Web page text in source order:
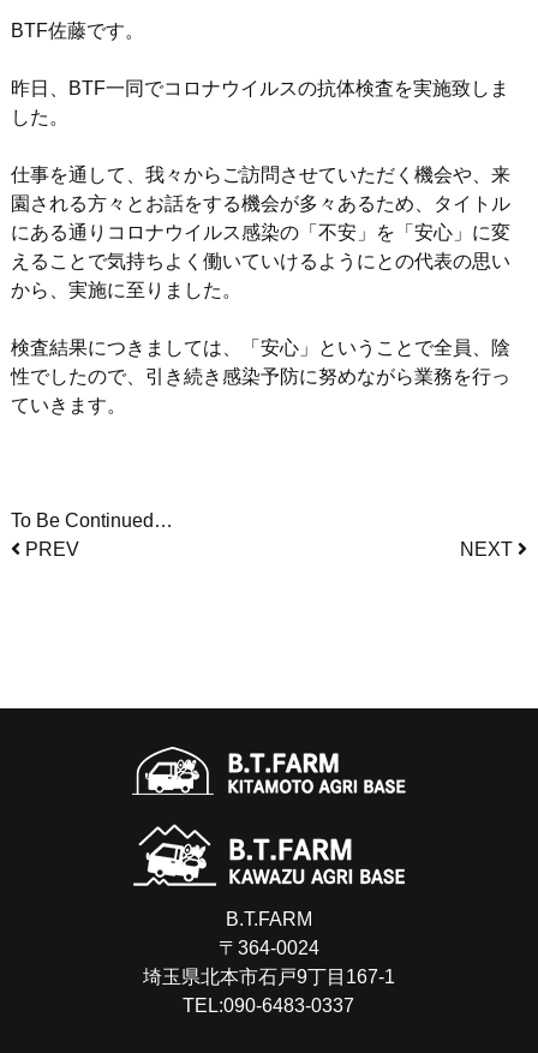
BTF佐藤です。
昨日、BTF一同でコロナウイルスの抗体検査を実施致しま
した。
仕事を通して、我々からご訪問させていただく機会や、来
園される方々とお話をする機会が多々あるため、タイトル
にある通りコロナウイルス感染の「不安」を「安心」に変
えることで気持ちよく働いていけるようにとの代表の思い
から、実施に至りました。
検査結果につきましては、「安心」ということで全員、陰
性でしたので、引き続き感染予防に努めながら業務を行っ
ていきます。
To Be Continued…
PREV
NEXT
B.T.FARM
〒364-0024
埼玉県北本市石戸9丁目167-1
TEL:090-6483-0337